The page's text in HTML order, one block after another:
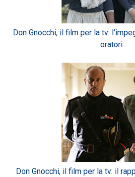
Don Gnocchi, il film per la tv:
oratori
Don Gnocchi, il film per la tv: il